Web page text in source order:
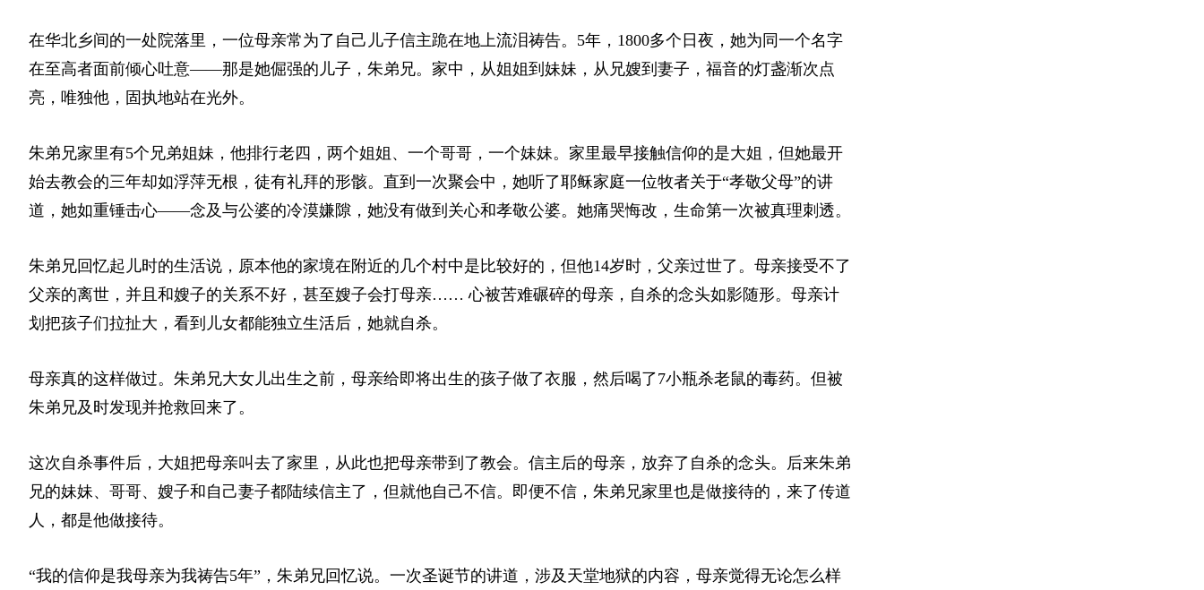
在华北乡间的一处院落里，一位母亲常为了自己儿子信主跪在地上流泪祷告。5年，1800多个日夜，她为同一个名字
在至高者面前倾心吐意——那是她倔强的儿子，朱弟兄。家中，从姐姐到妹妹，从兄嫂到妻子，福音的灯盏渐次点
亮，唯独他，固执地站在光外。
朱弟兄家里有5个兄弟姐妹，他排行老四，两个姐姐、一个哥哥，一个妹妹。家里最早接触信仰的是大姐，但她最开
始去教会的三年却如浮萍无根，徒有礼拜的形骸。直到一次聚会中，她听了耶稣家庭一位牧者关于“孝敬父母”的讲
道，她如重锤击心——念及与公婆的冷漠嫌隙，她没有做到关心和孝敬公婆。她痛哭悔改，生命第一次被真理刺透。
朱弟兄回忆起儿时的生活说，原本他的家境在附近的几个村中是比较好的，但他14岁时，父亲过世了。母亲接受不了
父亲的离世，并且和嫂子的关系不好，甚至嫂子会打母亲…… 心被苦难碾碎的母亲，自杀的念头如影随形。母亲计
划把孩子们拉扯大，看到儿女都能独立生活后，她就自杀。
母亲真的这样做过。朱弟兄大女儿出生之前，母亲给即将出生的孩子做了衣服，然后喝了7小瓶杀老鼠的毒药。但被
朱弟兄及时发现并抢救回来了。
这次自杀事件后，大姐把母亲叫去了家里，从此也把母亲带到了教会。信主后的母亲，放弃了自杀的念头。后来朱弟
兄的妹妹、哥哥、嫂子和自己妻子都陆续信主了，但就他自己不信。即便不信，朱弟兄家里也是做接待的，来了传道
人，都是他做接待。
“我的信仰是我母亲为我祷告5年”，朱弟兄回忆说。一次圣诞节的讲道，涉及天堂地狱的内容，母亲觉得无论怎么样